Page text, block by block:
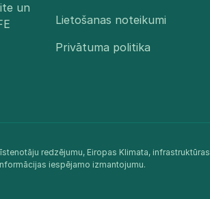
un
Lietošanas noteikumi
Privātuma politika
redzējumu, Eiropas Klimata, infrastruktūras
iespējamo izmantojumu.​